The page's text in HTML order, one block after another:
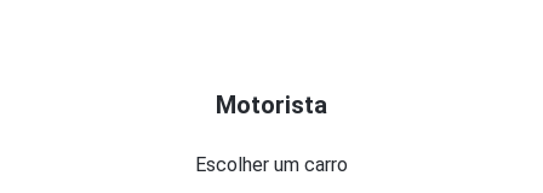
Motorista
Escolher um carro